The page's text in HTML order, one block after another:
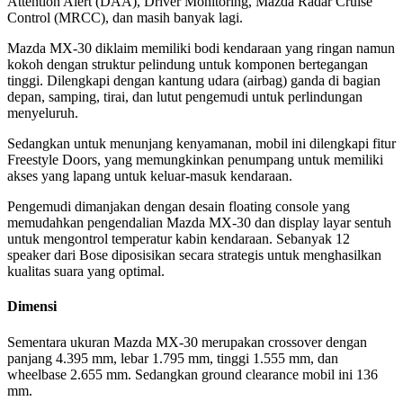
Control (MRCC), dan masih banyak lagi.
Mazda MX-30 diklaim memiliki bodi kendaraan yang ringan namun
kokoh dengan struktur pelindung untuk komponen bertegangan
tinggi. Dilengkapi dengan kantung udara (airbag) ganda di bagian
depan, samping, tirai, dan lutut pengemudi untuk perlindungan
menyeluruh.
Sedangkan untuk menunjang kenyamanan, mobil ini dilengkapi fitur
Freestyle Doors, yang memungkinkan penumpang untuk memiliki
akses yang lapang untuk keluar-masuk kendaraan.
Pengemudi dimanjakan dengan desain floating console yang
memudahkan pengendalian Mazda MX-30 dan display layar sentuh
untuk mengontrol temperatur kabin kendaraan. Sebanyak 12
speaker dari Bose diposisikan secara strategis untuk menghasilkan
kualitas suara yang optimal.
Dimensi
Sementara ukuran Mazda MX-30 merupakan crossover dengan
panjang 4.395 mm, lebar 1.795 mm, tinggi 1.555 mm, dan
wheelbase 2.655 mm. Sedangkan ground clearance mobil ini 136
mm.